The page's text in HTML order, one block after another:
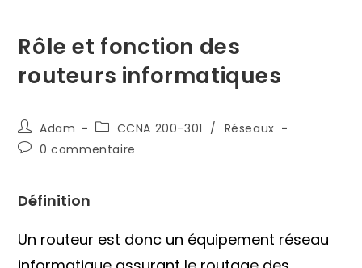
Rôle et fonction des
routeurs informatiques
Auteur/autrice
de
la
Adam
Post
category:
CCNA 200-301 / Réseaux
Commentaires
publication :
0 commentaire
Définition
Un routeur est donc un équipement réseau